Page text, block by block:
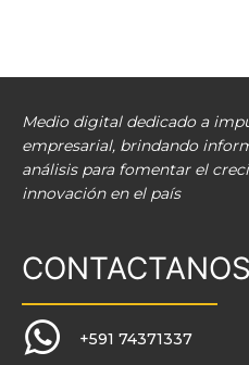
Medio digital dedicado a
empresarial, brindando
análisis para fomentar el
innovación en el país
CONTACTANOS
+591 74371337